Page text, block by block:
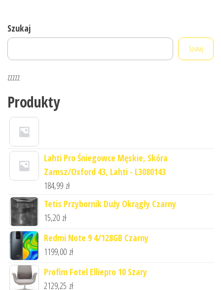
Szukaj
Szukaj
zzzzz
Produkty
Lahti Pro Śniegowce Męskie, Skóra
Zamsz/Oxford 43, Lahti - L3080143
184,99 zł
Tetis Przybornik Duży Okrągły Czarny
15,20 zł
Redmi Note 9 4/128GB Czarny
1199,00 zł
Profim Fotel Elliepro 10 Szary
2129,25 zł